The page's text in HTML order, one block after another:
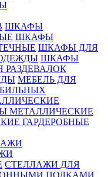
ШКАФЫ
ШКАФЫ
ШКАФЫ ДЛЯ
ШКАФЫ
МЕБЕЛЬ ДЛЯ
МЕТАЛЛИЧЕСКИЕ
ГАРДЕРОБНЫЕ
СТЕЛЛАЖИ ДЛЯ
ПОЛКАМИ